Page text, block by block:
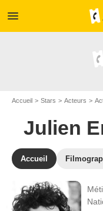
menu
Accueil Stars Acteurs
Julien
Accueil